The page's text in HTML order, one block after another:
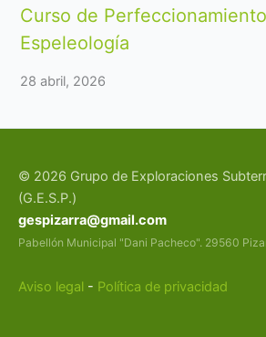
Curso de
Espeleología
28 abril, 2026
© 2026 Grupo de Exploraciones
(G.E.S.P.)
gespizarra@gmail.com
Pabellón Municipal "Dani Pacheco". 29560
Aviso legal - Política de privacidad